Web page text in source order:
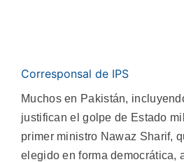
Corresponsal de IPS
Muchos en Pakistán,
justifican el golpe de Estado
primer ministro Nawaz Sharif,
elegido en forma democrática,